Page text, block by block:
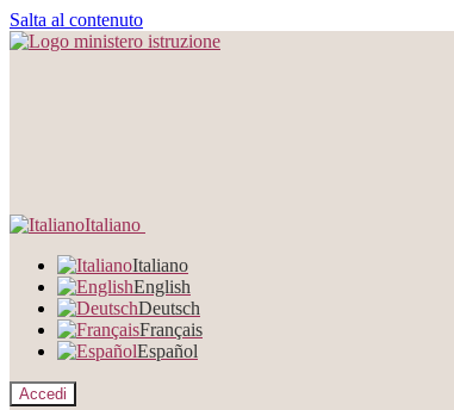
Salta al contenuto
Italiano
Italiano
English
Deutsch
Français
Español
Accedi